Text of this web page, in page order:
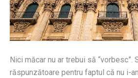
Nici măcar nu ar trebui să “vorbesc”.
răspunzătoare pentru faptul că nu i-